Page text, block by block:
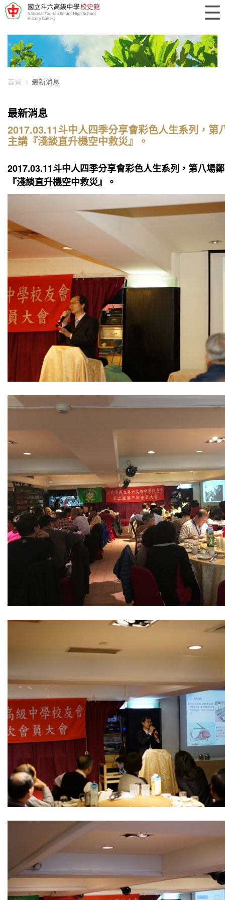
448-4150
首頁 最新消息
最新消息
2017.03.11斗中人四季分享會彩色人生系列，第
主講『淺談直升機空中救災』。
2017.03.11斗中人四季分享會彩色人生系列，第八場
『淺談直升機空中救災』。